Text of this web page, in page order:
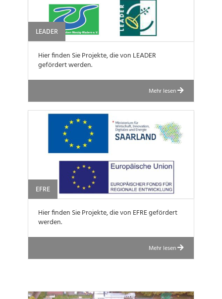
LEADER
Hier finden Sie Projekte, die von LEADER
gefördert werden.
Mehr lesen
EFRE
Hier finden Sie Projekte, die von EFRE gefördert
werden.
Mehr lesen